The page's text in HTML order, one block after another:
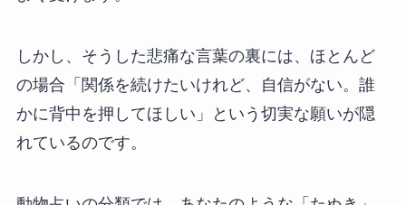
しかし、そうした悲痛な言葉の裏には、ほとんど
の場合「関係を続けたいけれど、自信がない。誰
かに背中を押してほしい」という切実な願いが隠
れているのです。